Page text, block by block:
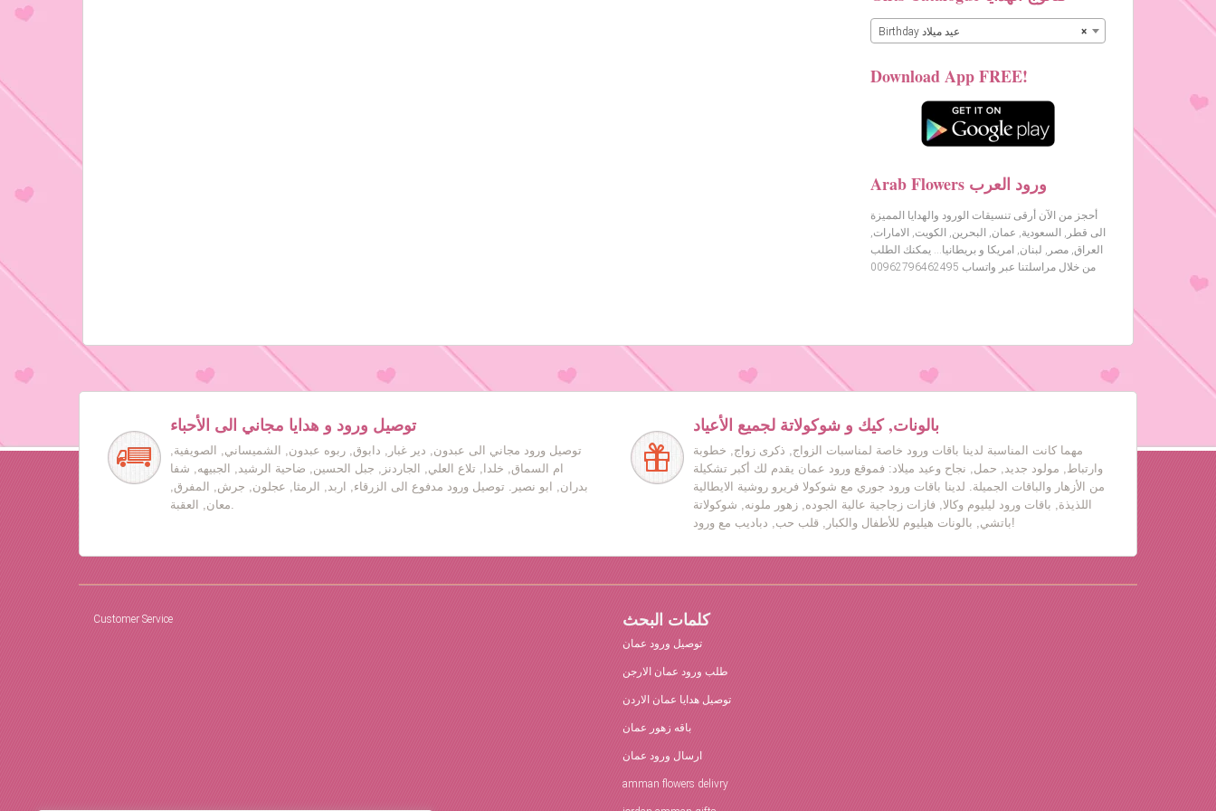
× Birthday عيد ميلاد
Download App FREE!
Arab Flowers ورود العرب
أحجز من الآن أرقى تنسيقات الورود والهدايا المميزة
الى قطر, السعودية, عمان, البحرين, الكويت, الامارات,
العراق, مصر, لبنان, امريكا و بريطانيا… يمكنك الطلب
من خلال مراسلتنا عبر واتساب 00962796462495
توصيل ورود و هدايا مجاني الى الأحباء
توصيل ورود مجاني الى عبدون, دير غبار, دابوق, ربوه عبدون, الشميساني, الصويفية,
ام السماق, خلدا, تلاع العلي, الجاردنز, جبل الحسين, ضاحية الرشيد, الجبيهه, شفا
بدران, ابو نصير. توصيل ورود مدفوع الى الزرقاء, اربد, الرمثا, عجلون, جرش, المفرق,
معان, العقبة.
بالونات, كيك و شوكولاتة لجميع الأعياد
مهما كانت المناسبة لدينا باقات ورود خاصة لمناسبات الزواج, ذكرى زواج, خطوبة
وارتباط, مولود جديد, حمل, نجاح وعيد ميلاد: فموقع ورود عمان يقدم لك أكبر تشكيلة
من الأزهار والباقات الجميلة. لدينا باقات ورود جوري مع شوكولا فريرو روشية الايطالية
اللذيذة, باقات ورود ليليوم وكالا, فازات زجاجية عالية الجوده, زهور ملونه, شوكولاتة
باتشي, بالونات هيليوم للأطفال والكبار, قلب حب, دباديب مع ورود!
Customer Service كلمات البحث
توصيل ورود عمان
طلب ورود عمان الارجن
توصيل هدايا عمان الاردن
باقه زهور عمان
ارسال ورود عمان
amman flowers delivry